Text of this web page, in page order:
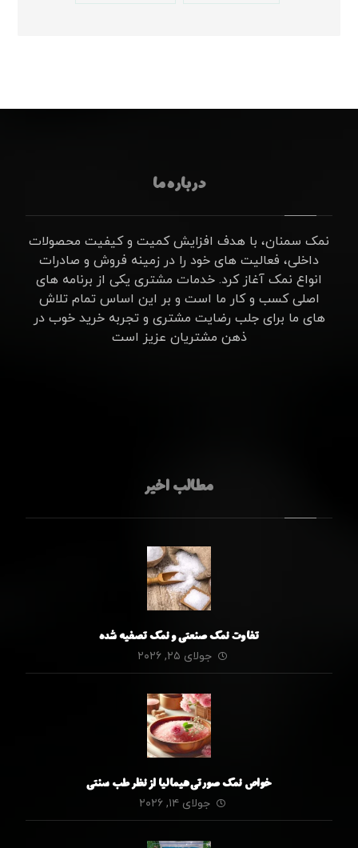
درباره ما
نمک سمنان، با هدف افزایش کمیت و کیفیت محصولات
داخلی، فعالیت های خود را در زمینه فروش و صادرات
انواع نمک آغاز کرد. خدمات مشتری یکی از برنامه های
اصلی کسب و کار ما است و بر این اساس تمام تلاش
های ما برای جلب رضایت مشتری و تجربه خرید خوب در
ذهن مشتریان عزیز است
مطالب اخیر
تفاوت نمک صنعتی و نمک تصفیه شده
جولای ۲۵, ۲۰۲۶
خواص نمک صورتی هیمالیا از نظر طب سنتی
جولای ۱۴, ۲۰۲۶